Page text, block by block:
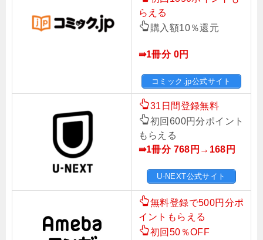
らえる
購入額10％還元
⇛1冊分 0円
コミック.jp公式サイト
31日間登録無料
初回600円分ポイント
もらえる
⇛1冊分 768円→168 円
U-NEXT公式サイト
無料登録で500円分ポ
イントもらえる
初回50％OFF